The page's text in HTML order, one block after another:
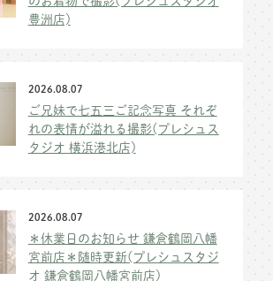
豊洲店)
2026.08.07
ご兄妹で七五三ご記念写真 それぞ
れの表情が溢れる撮影(プレシュス
タジオ 横浜港北店)
2026.08.07
＊休業日のお知らせ 鎌倉鶴岡八幡
宮前店＊随時更新(プレシュスタジ
オ 鎌倉鶴岡八幡宮前店)